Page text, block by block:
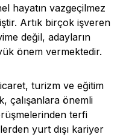
hayatın vazgeçilmez
Artık birçok işveren
değil, adayların
önem vermektedir.
turizm ve eğitim
çalışanlara önemli
terfi
yurt dışı kariyer